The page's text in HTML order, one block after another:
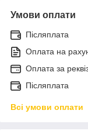
Умови оплати
Післяплата
Оплата на
Оплата за
Післяплата
Всі умови оплати